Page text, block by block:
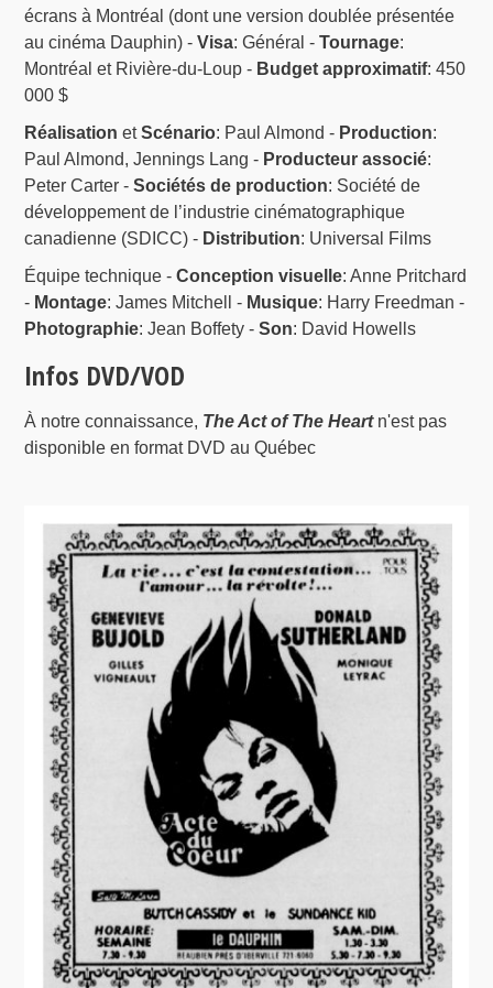
écrans à Montréal (dont une version doublée présentée
au cinéma Dauphin) -Visa: Général -Tournage:
Montréal et Rivière-du-Loup - Budget approximatif: 450
000 $
Réalisation etScénario: Paul Almond - Production:
Paul Almond, Jennings Lang - Producteur associé:
Peter Carter -Sociétés de production: Société de
développement de l’industrie cinématographique
canadienne (SDICC) - Distribution: Universal Films
Équipe technique -Conception visuelle: Anne Pritchard
- Montage: James Mitchell - Musique: Harry Freedman -
Photographie: Jean Boffety -Son: David Howells
Infos DVD/VOD
À notre connaissance, The Act of The Heartn'est pas
disponible en format DVD au Québec